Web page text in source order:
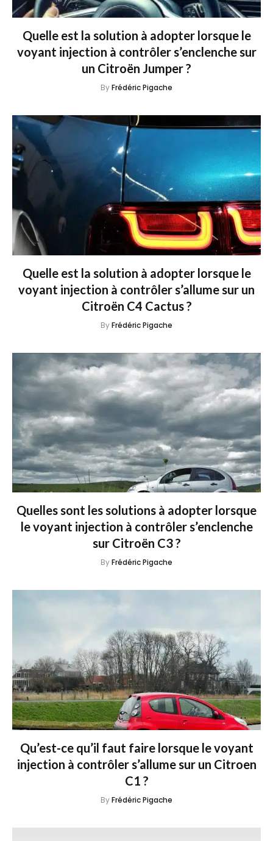
Quelle est la solution à adopter lorsque le
voyant injection à contrôler s’enclenche sur
un Citroën Jumper ?
ByFrédéric Pigache
Quelle est la solution à adopter lorsque le
voyant injection à contrôler s’allume sur un
Citroën C4 Cactus ?
ByFrédéric Pigache
Quelles sont les solutions à adopter lorsque
le voyant injection à contrôler s’enclenche
sur Citroën C3 ?
ByFrédéric Pigache
Qu’est-ce qu’il faut faire lorsque le voyant
injection à contrôler s’allume sur un Citroen
C1 ?
ByFrédéric Pigache